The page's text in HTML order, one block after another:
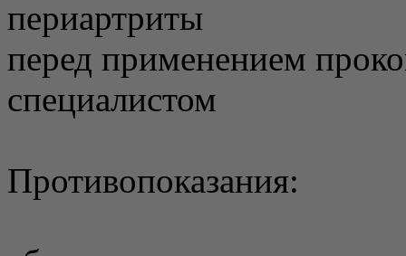
периартриты
перед применением
специалистом
Противопоказания: